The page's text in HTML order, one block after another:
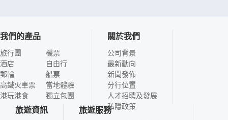
我們的產品
旅行團
酒店
郵輪
高鐵火車票
港玩港食
機票
自由行
船票
當地體驗
獨立包團
關於我們
公司背景
最新動向
新聞發佈
分行位置
人才招聘及發展
私隱政策
旅遊資訊 旅遊服務